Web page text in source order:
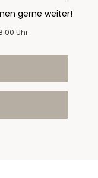
gerne weiter!
Uhr